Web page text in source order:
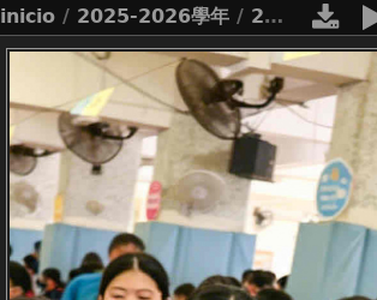
inicio / 2025-2026學年 / 2526_十大優秀風紀選舉